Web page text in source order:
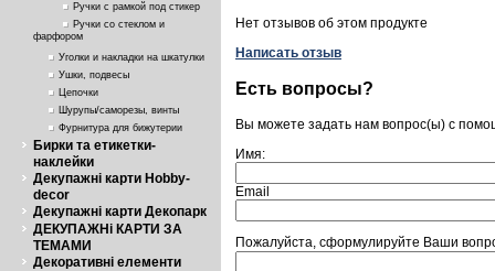
Ручки с рамкой под стикер
Ручки со стеклом и
фарфором
Уголки и накладки на шкатулки
Ушки, подвесы
Цепочки
Шурупы/саморезы, винты
Фурнитура для бижутерии
Бирки та етикетки-
наклейки
Декупажні карти Hobby-
decor
Декупажні карти Декопарк
ДЕКУПАЖНі КАРТИ ЗА
ТЕМАМИ
Декоративні елементи
Нет отзывов об этом продукте
Написать отзыв
Есть вопросы?
Вы можете задать нам вопрос(ы) с
Имя:
Email
Пожалуйста, сформулируйте Ваши